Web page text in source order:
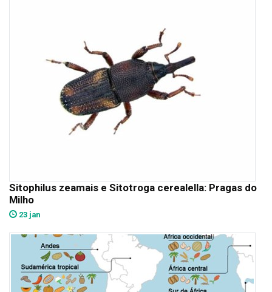
Sitophilus zeamais e Sitotroga cerealella: Pragas do
Milho
23 jan